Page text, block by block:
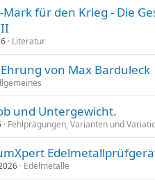
Mark für den Krieg - Die
Literatur
von Max Barduleck
und Untergewicht.
Fehlprägungen, Varianten und
Edelmetalle